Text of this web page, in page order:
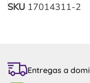
SKU 17014311-2
Entregas a